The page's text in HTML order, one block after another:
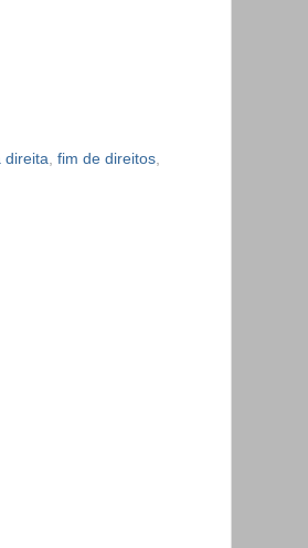
direita fim de direitos